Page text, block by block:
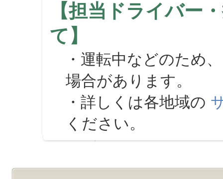
【担当ドライバー
て】
・運転中などのため
場合があります。
・詳しくは各地域の
ください。